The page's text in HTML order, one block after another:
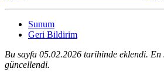
Sunum
Geri Bildirim
Bu sayfa 05.02.2026 tarihinde eklendi.
güncellendi.